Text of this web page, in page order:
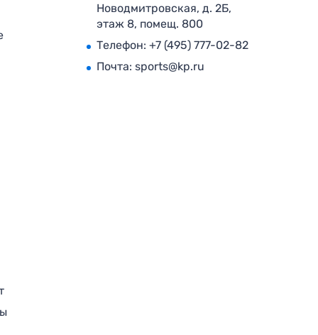
Новодмитровская, д. 2Б,
этаж 8, помещ. 800
Телефон: +7 (495) 777-02-82
Почта: sports@kp.ru